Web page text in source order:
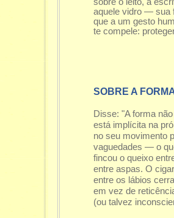
aquele vidro — sua
que a um gesto
te compele:
SOBRE A
Disse: "A forma
está implícita na
no seu movimento
vaguedades — o
fincou o queixo
entre aspas. O
entre os lábios
em vez de
(ou talvez